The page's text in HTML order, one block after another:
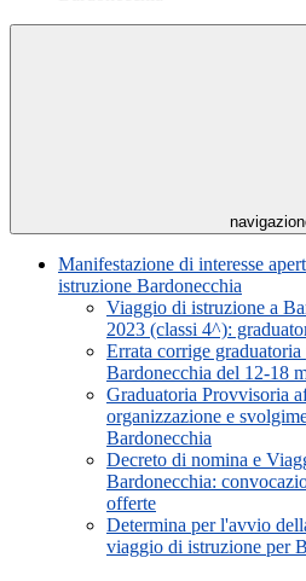
Manifestazione di interesse
istruzione Bardonecchia
Viaggio di istruzione a
2023 (classi 4^):
Errata corrige
Bardonecchia del 12-18
Graduatoria Provvisoria
organizzazione e
Bardonecchia
Decreto di nomina e
Bardonecchia:
offerte
Determina per l'avvio
viaggio di istruzione per